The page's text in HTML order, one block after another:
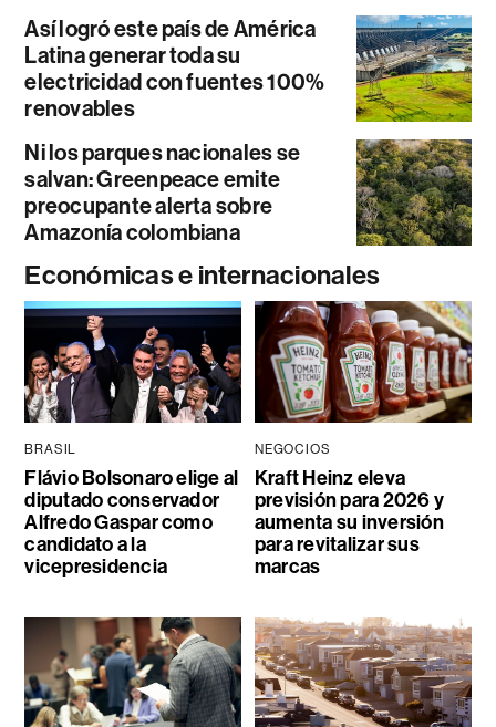
Así logró este país de América
Latina generar toda su
electricidad con fuentes 100%
renovables
Ni los parques nacionales se
salvan: Greenpeace emite
preocupante alerta sobre
Amazonía colombiana
Económicas e internacionales
BRASIL
Flávio Bolsonaro elige al
diputado conservador
Alfredo Gaspar como
candidato a la
vicepresidencia
NEGOCIOS
Kraft Heinz eleva
previsión para 2026 y
aumenta su inversión
para revitalizar sus
marcas